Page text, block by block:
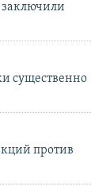
заключили
существенно
против